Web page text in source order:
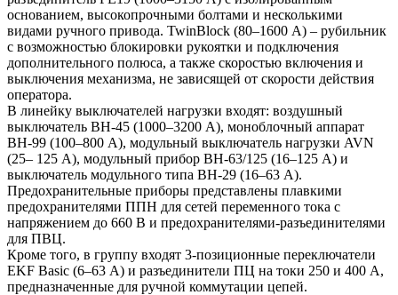
основанием, высокопрочными болтами и несколькими
видами ручного привода. TwinBlock (80–1600 А) – рубильник
с возможностью блокировки рукоятки и подключения
дополнительного полюса, а также скоростью включения и
выключения механизма, не зависящей от скорости действия
оператора.
В линейку выключателей нагрузки входят: воздушный
выключатель ВН-45 (1000–3200 А), моноблочный аппарат
ВН-99 (100–800 А), модульный выключатель нагрузки AVN
(25– 125 А), модульный прибор ВН-63/125 (16–125 А) и
выключатель модульного типа ВН-29 (16–63 А).
Предохранительные приборы представлены плавкими
предохранителями ППН для сетей переменного тока с
напряжением до 660 В и предохранителями-разъединителями
для ПВЦ.
Кроме того, в группу входят 3-позиционные переключатели
EKF Basic (6–63 А) и разъединители ПЦ на токи 250 и 400 А,
предназначенные для ручной коммутации цепей.